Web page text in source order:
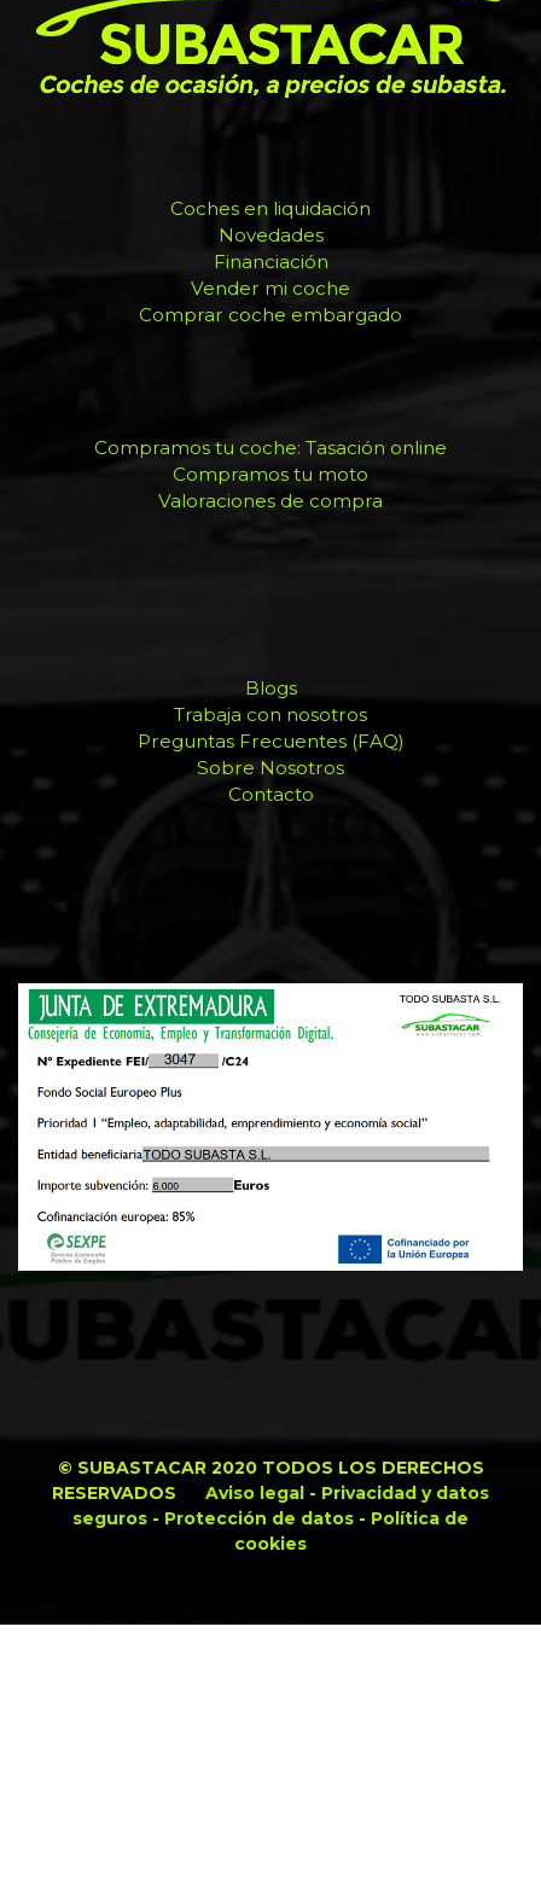
Coches en liquidación
Novedades
Financiación
Vender mi coche
Comprar coche embargado
Compramos tu coche: Tasación online
Compramos tu moto
Valoraciones de compra
Blogs
Trabaja con nosotros
Preguntas Frecuentes (FAQ)
Sobre Nosotros
Contacto
© SUBASTACAR 2020 TODOS LOS DERECHOS
RESERVADOS Aviso legal - Privacidad y datos
seguros - Protección de datos - Política de
cookies